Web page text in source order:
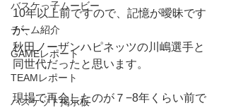
バスケっ子ムービー
チーム紹介
GAMEレポート
TEAMレポート
バスケット掲示板
10年以上前ですので、記憶が曖昧です
が、
秋田ノーザンハピネッツの川嶋選手と
同世代だったと思います。
現場で再会したのが７−8年くらい前で